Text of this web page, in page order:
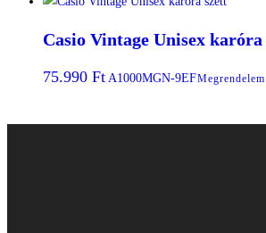
Casio Vintage Unisex karóra
75.990 Ft A1000MGN-9EFMegrendelem